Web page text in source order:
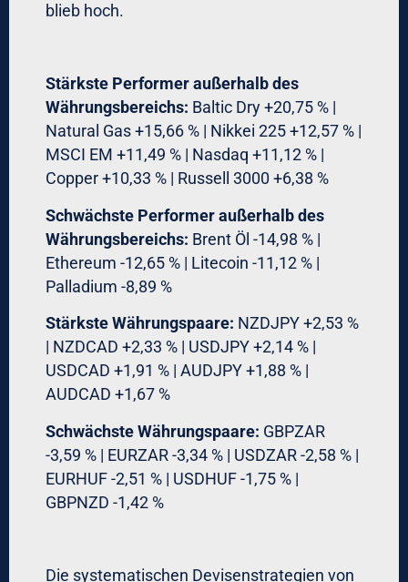
blieb hoch.
Stärkste Performer außerhalb des
Währungsbereichs: Baltic Dry +20,75 % |
Natural Gas +15,66 % | Nikkei 225 +12,57 % |
MSCI EM +11,49 % | Nasdaq +11,12 % |
Copper +10,33 % | Russell 3000 +6,38 %
Schwächste Performer außerhalb des
Währungsbereichs: Brent Öl -14,98 % |
Ethereum -12,65 % | Litecoin -11,12 % |
Palladium -8,89 %
Stärkste Währungspaare: NZDJPY +2,53 %
| NZDCAD +2,33 % | USDJPY +2,14 % |
USDCAD +1,91 % | AUDJPY +1,88 % |
AUDCAD +1,67 %
Schwächste Währungspaare: GBPZAR
-3,59 % | EURZAR -3,34 % | USDZAR -2,58 % |
EURHUF -2,51 % | USDHUF -1,75 % |
GBPNZD -1,42 %
Die systematischen Devisenstrategien von